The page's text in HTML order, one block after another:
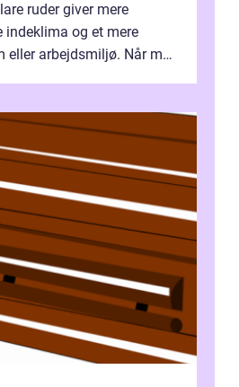
ruder giver mere
indeklima og et mere
eller arbejdsmiljø. Når man